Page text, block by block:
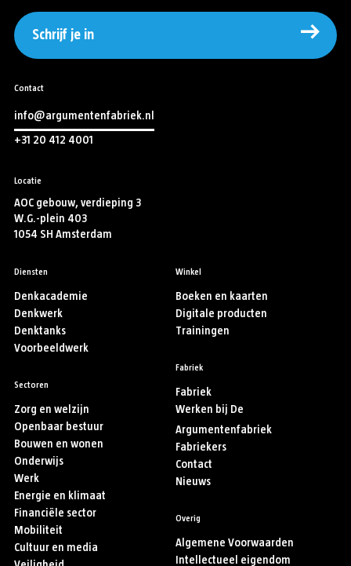
Schrijf je in
Contact
info@argumentenfabriek.nl
+31 20 412 4001
Locatie
AOC gebouw, verdieping 3
W.G.-plein 403
1054 SH Amsterdam
Diensten
Denkacademie
Denkwerk
Denktanks
Voorbeeldwerk
Sectoren
Zorg en welzijn
Openbaar bestuur
Bouwen en wonen
Onderwijs
Werk
Energie en klimaat
Financiële sector
Mobiliteit
Cultuur en media
Winkel
Boeken en kaarten
Digitale producten
Trainingen
Fabriek
Fabriek
Werken bij De
Argumentenfabriek
Fabriekers
Contact
Nieuws
Overig
Algemene Voorwaarden
Intellectueel eigendom